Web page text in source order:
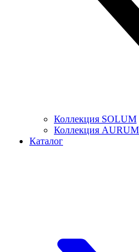
Коллекция SOLUM
Коллекция
Каталог